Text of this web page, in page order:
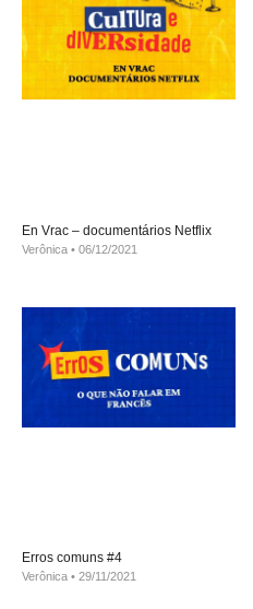
En Vrac – documentários Netflix
Verônica 06/12/2021
Erros comuns #4
Verônica 29/11/2021